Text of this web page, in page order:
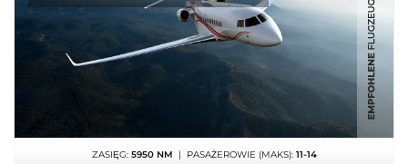
ZASIĘG: 5950 NM | PASAŻEROWIE (MAKS): 11-14